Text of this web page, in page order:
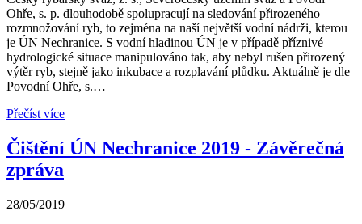
Ohře, s. p. dlouhodobě spolupracují na sledování přirozeného
rozmnožování ryb, to zejména na naší největší vodní nádrži, kterou
je ÚN Nechranice. S vodní hladinou ÚN je v případě příznivé
hydrologické situace manipulováno tak, aby nebyl rušen přirozený
výtěr ryb, stejně jako inkubace a rozplavání plůdku. Aktuálně je dle
Povodní Ohře, s.…
Přečíst více
Čištění ÚN Nechranice 2019 - Závěrečná
zpráva
28/05/2019